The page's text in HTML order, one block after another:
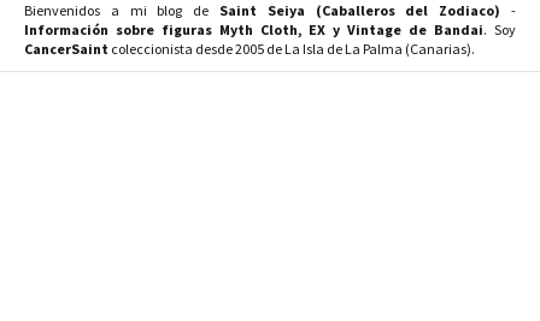
Bienvenidos a mi blog de Saint Seiya (Caballeros del Zodiaco) -
Información sobre figuras Myth Cloth, EX y Vintage de Bandai. Soy
CancerSaint coleccionista desde 2005 de La Isla de La Palma (Canarias).